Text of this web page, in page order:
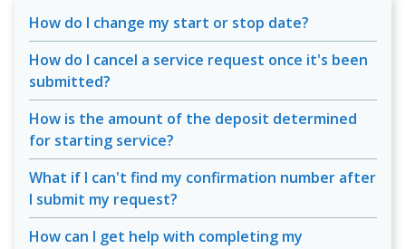
How do I change my start or stop date?
How do I cancel a service request once it's been
submitted?
How is the amount of the deposit determined
for starting service?
What if I can't find my confirmation number after
I submit my request?
How can I get help with completing my